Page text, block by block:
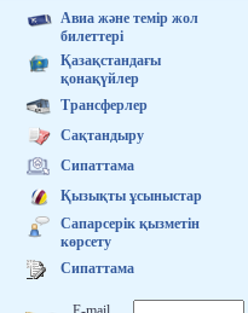
Авиа және темір жол
билеттері
Қазақстандағы
қонақүйлер
Трансферлер
Сақтандыру
Сипаттама
Қызықты ұсыныстар
Сапарсерік қызметін
көрсету
Сипаттама